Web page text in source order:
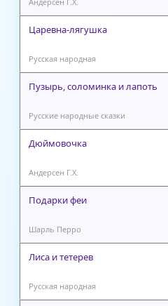
Царевна-лягушка
Русская народная
Пузырь, соломинка и лапоть
Русские народные сказки
Дюймовочка
Андерсен Г.Х.
Подарки феи
Шарль Перро
Лиса и тетерев
Русская народная